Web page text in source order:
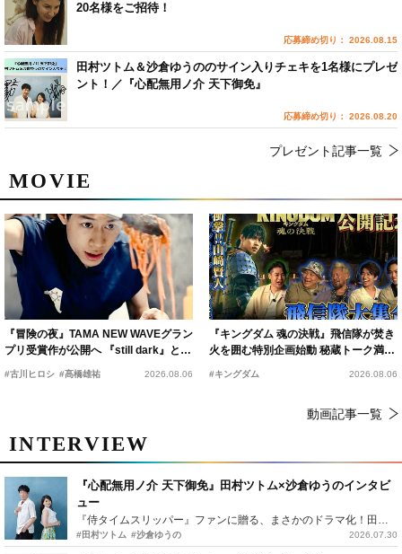
MOVIE
『冒険の夜』TAMA NEW WAVEグラン
プリ受賞作が公開へ 『still dark』と同
時上映決定
#古川ヒロシ #髙橋雄祐 2026.08.06
『キングダム 魂の決戦』飛信隊が焚き
火を囲む特別企画始動 秘蔵トーク満載
の“キングダムキャンプ”開催
#キングダム 2026.08.06
動画記事一覧
INTERVIEW
『心配無用ノ介 天下御免』田村ツトム×沙倉ゆうのインタビ
ュー
『侍タイムスリッパー』ファンに贈る、まさかのドラマ化！田村ツトム×沙倉ゆうのが語る『心配無用ノ介』撮影秘話
#田村ツトム #沙倉ゆうの 2026.07.30
20名様をご招待！
応募締め切り： 2026.08.15
田村ツトム＆沙倉ゆうののサイン入りチェキを1名様にプレゼ
ント！／『心配無用ノ介 天下御免』
応募締め切り： 2026.08.20
プレゼント記事一覧